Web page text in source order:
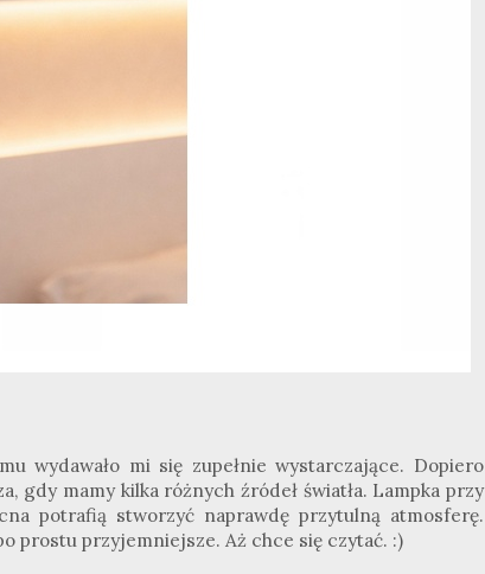
wydawało mi się zupełnie wystarczające. Dopiero
gdy mamy kilka różnych źródeł światła. Lampka przy
potrafią stworzyć naprawdę przytulną atmosferę.
prostu przyjemniejsze. Aż chce się czytać. :)